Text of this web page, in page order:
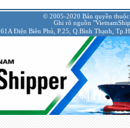
© 2005-2020 Bản quyền
Ghi rõ nguồn
Điện Biên Phủ, P.25, Q.Bình Thạnh,